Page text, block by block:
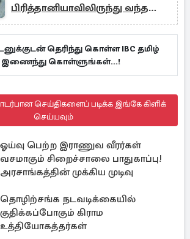
பிரித்தானியாவிலிருந்து வந்த
ஆபத்தான பொதி
தெரிந்து கொள்ள IBC தமிழ்
கொள்ளுங்கள்...!
செய்திகளைப் படிக்க இங்கே கிளிக்
செய்யவும்
ஓய்வு பெற்ற இராணுவ வீரர்கள்
வசமாகும் சிறைச்சாலை பாதுகாப்பு!
அரசாங்கத்தின் முக்கிய முடிவு
தொழிற்சங்க நடவடிக்கையில்
குதிக்கப்போகும் கிராம
உத்தியோகத்தர்கள்